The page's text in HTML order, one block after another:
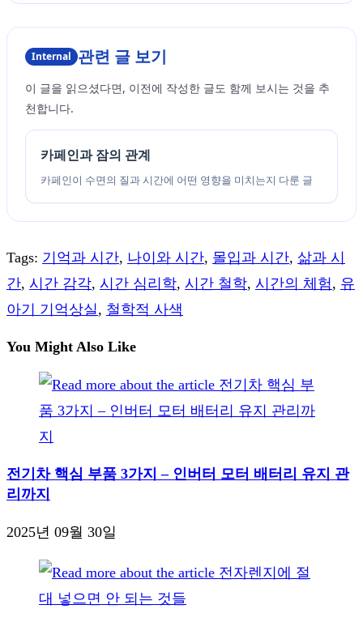
Internal 관련 글 보기
이 글을 읽으셨다면, 이전에 작성한 글도 함께 보시는 것을 추
천합니다.
카페인과 잠의 관계
카페인이 수면의 질과 시간에 어떤 영향을 미치는지 다룬 글
Tags: 기억과 시간, 나이와 시간, 몰입과 시간, 삶과 시
간, 시간 감각, 시간 심리학, 시간 철학, 시간의 체험 , 유
아기 기억상실, 철학적 사색
You Might Also Like
전기차 핵심 부품 3가지 – 인버터 모터 배터리 유지 관
리까지
2025년 09월 30일